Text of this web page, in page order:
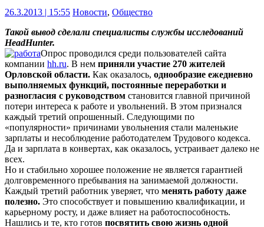
26.3.2013 | 15:55 Новости, Общество
Такой вывод сделали специалисты службы исследований
HeadHunter.
Опрос проводился среди пользователей сайта
компании hh.ru. В нем приняли участие 270 жителей
Орловской области. Как оказалось, однообразие ежедневно
выполняемых функций, постоянные переработки и
разногласия с руководством становится главной причиной
потери интереса к работе и увольнений. В этом признался
каждый третий опрошенный. Следующими по
«популярности» причинами увольнения стали маленькие
зарплаты и несоблюдение работодателем Трудового кодекса.
Да и зарплата в конвертах, как оказалось, устраивает далеко не
всех.
Но и стабильно хорошее положение не является гарантией
долговременного пребывания на занимаемой должности.
Каждый третий работник уверяет, что менять работу даже
полезно. Это способствует и повышению квалификации, и
карьерному росту, и даже влияет на работоспособность.
Нашлись и те, кто готов посвятить свою жизнь одной